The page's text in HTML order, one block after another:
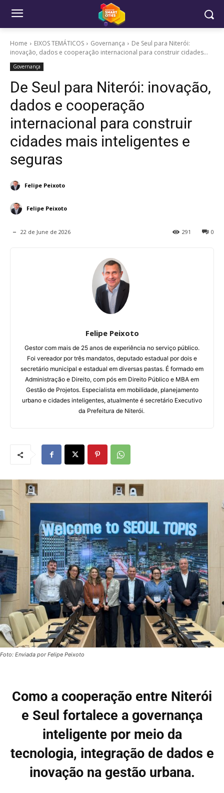
Home EIXOS TEMÁTICOS Governança
De Seul para Niterói:
inovação, dados e cooperação internacional para construir cidades...
Governança
De Seul para Niterói: inovação,
dados e cooperação
internacional para construir
cidades mais inteligentes e
seguras
Felipe Peixoto
Felipe Peixoto
22 de June de 2026 0
291
Felipe Peixoto
Gestor com mais de 25 anos de experiência no serviço público.
Foi vereador por três mandatos, deputado estadual por dois e
secretário municipal e estadual em diversas pastas. É formado em
Administração e Direito, com pós em Direito Público e MBA em
Gestão de Projetos. Especialista em mobilidade, planejamento
urbano e cidades inteligentes, atualmente é secretário Executivo
da Prefeitura de Niterói.
Foto: Enviada por Felipe Peixoto
Como a cooperação entre Niterói
e Seul fortalece a governança
inteligente por meio da
tecnologia, integração de dados e
inovação na gestão urbana.